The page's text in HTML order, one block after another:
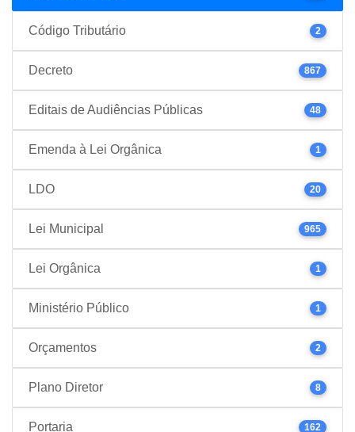
Código Tributário 2
Decreto 867
Editais de Audiências Públicas 48
Emenda à Lei Orgânica 1
LDO 20
Lei Municipal 965
Lei Orgânica 1
Ministério Público 1
Orçamentos 2
Plano Diretor 8
Portaria 162